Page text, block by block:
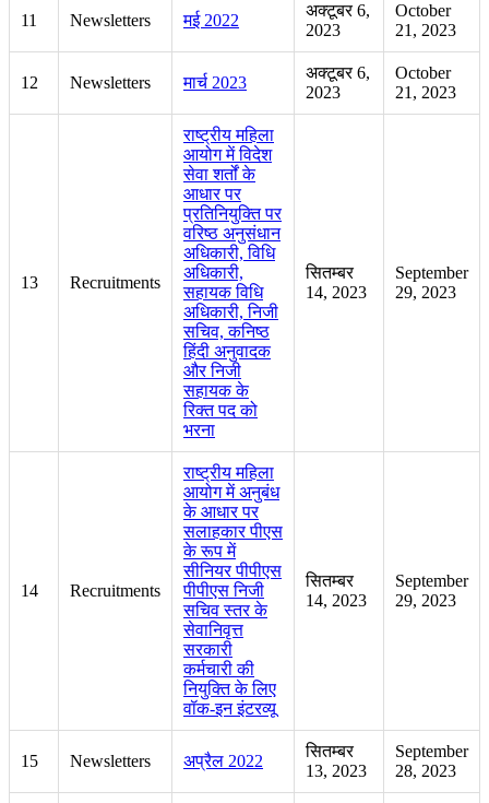
11 Newsletters मई 2022
अक्टूबर 6,
2023
October
21, 2023
12 Newsletters मार्च 2023
अक्टूबर 6,
2023
October
21, 2023
13 Recruitments
राष्ट्रीय महिला
आयोग में विदेश
सेवा शर्तों के
आधार पर
प्रतिनियुक्ति पर
वरिष्ठ अनुसंधान
अधिकारी, विधि
अधिकारी,
सहायक विधि
अधिकारी, निजी
सचिव, कनिष्ठ
हिंदी अनुवादक
और निजी
सहायक के
रिक्त पद को
भरना
सितम्बर
14, 2023
September
29, 2023
14 Recruitments
राष्ट्रीय महिला
आयोग में अनुबंध
के आधार पर
सलाहकार पीएस
के रूप में
सीनियर पीपीएस
पीपीएस निजी
सचिव स्तर के
सेवानिवृत्त
सरकारी
कर्मचारी की
नियुक्ति के लिए
वॉक-इन इंटरव्यू
सितम्बर
14, 2023
September
29, 2023
15 Newsletters अप्रैल 2022
सितम्बर
13, 2023
September
28, 2023